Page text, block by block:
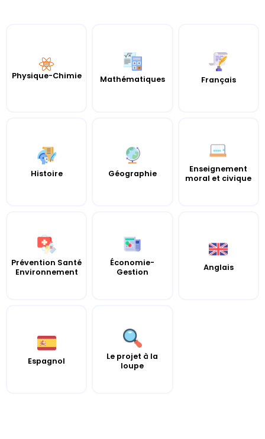
Physique-Chimie Mathématiques Français
Histoire Géographie
Enseignement
moral et civique
Prévention Santé
Environnement
Économie-
Gestion
Anglais
Espagnol
Le projet à la
loupe